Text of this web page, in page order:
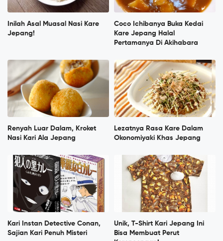
Inilah Asal Muasal Nasi Kare
Jepang!
Coco Ichibanya Buka Kedai
Kare Jepang Halal
Pertamanya Di Akihabara
Renyah Luar Dalam, Kroket
Nasi Kari Ala Jepang
Lezatnya Rasa Kare Dalam
Okonomiyaki Khas Jepang
Kari Instan Detective Conan,
Sajian Kari Penuh Misteri
Unik, T-Shirt Kari Jepang Ini
Bisa Membuat Perut